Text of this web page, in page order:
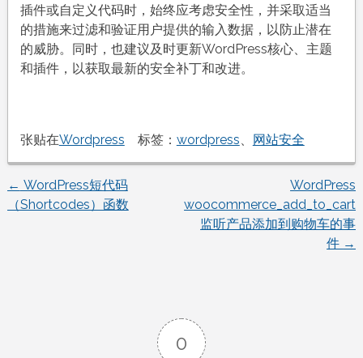
插件或自定义代码时，始终应考虑安全性，并采取适当
的措施来过滤和验证用户提供的输入数据，以防止潜在
的威胁。同时，也建议及时更新WordPress核心、主题
和插件，以获取最新的安全补丁和改进。
张贴在Wordpress 标签： wordpress、 网站安全
文
← WordPress短代码
（Shortcodes）函数
WordPress
woocommerce_add_to_cart
监听产品添加到购物车的事
件 →
0